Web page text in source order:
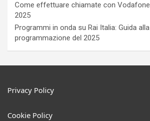
Come effettuare chiamate con Vodafone
2025
Programmi in onda su Rai Italia: Guida alla
programmazione del 2025
Privacy Policy
Cookie Policy